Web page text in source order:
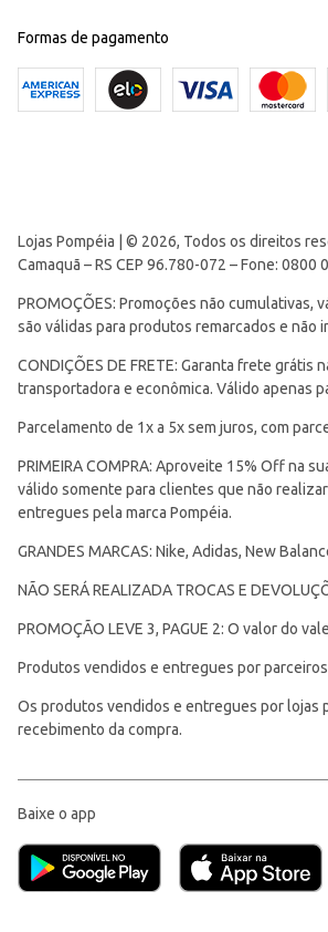
Formas de pagamento
Lojas Pompéia | © 2026, Todos os direitos
Camaquã – RS CEP 96.780-072 – Fone:
PROMOÇÕES: Promoções não
são válidas para produtos remarcados e
CONDIÇÕES DE FRETE: Garanta frete
transportadora e econômica. Válido apenas
Parcelamento de 1x a 5x sem juros, com
PRIMEIRA COMPRA: Aproveite 15% Off na
válido somente para clientes que não
entregues pela marca Pompéia.
GRANDES MARCAS: Nike, Adidas, New
NÃO SERÁ REALIZADA TROCAS E
PROMOÇÃO LEVE 3, PAGUE 2: O valor do
Produtos vendidos e entregues por parceiros
Os produtos vendidos e entregues por lojas
recebimento da compra.
Baixe o app